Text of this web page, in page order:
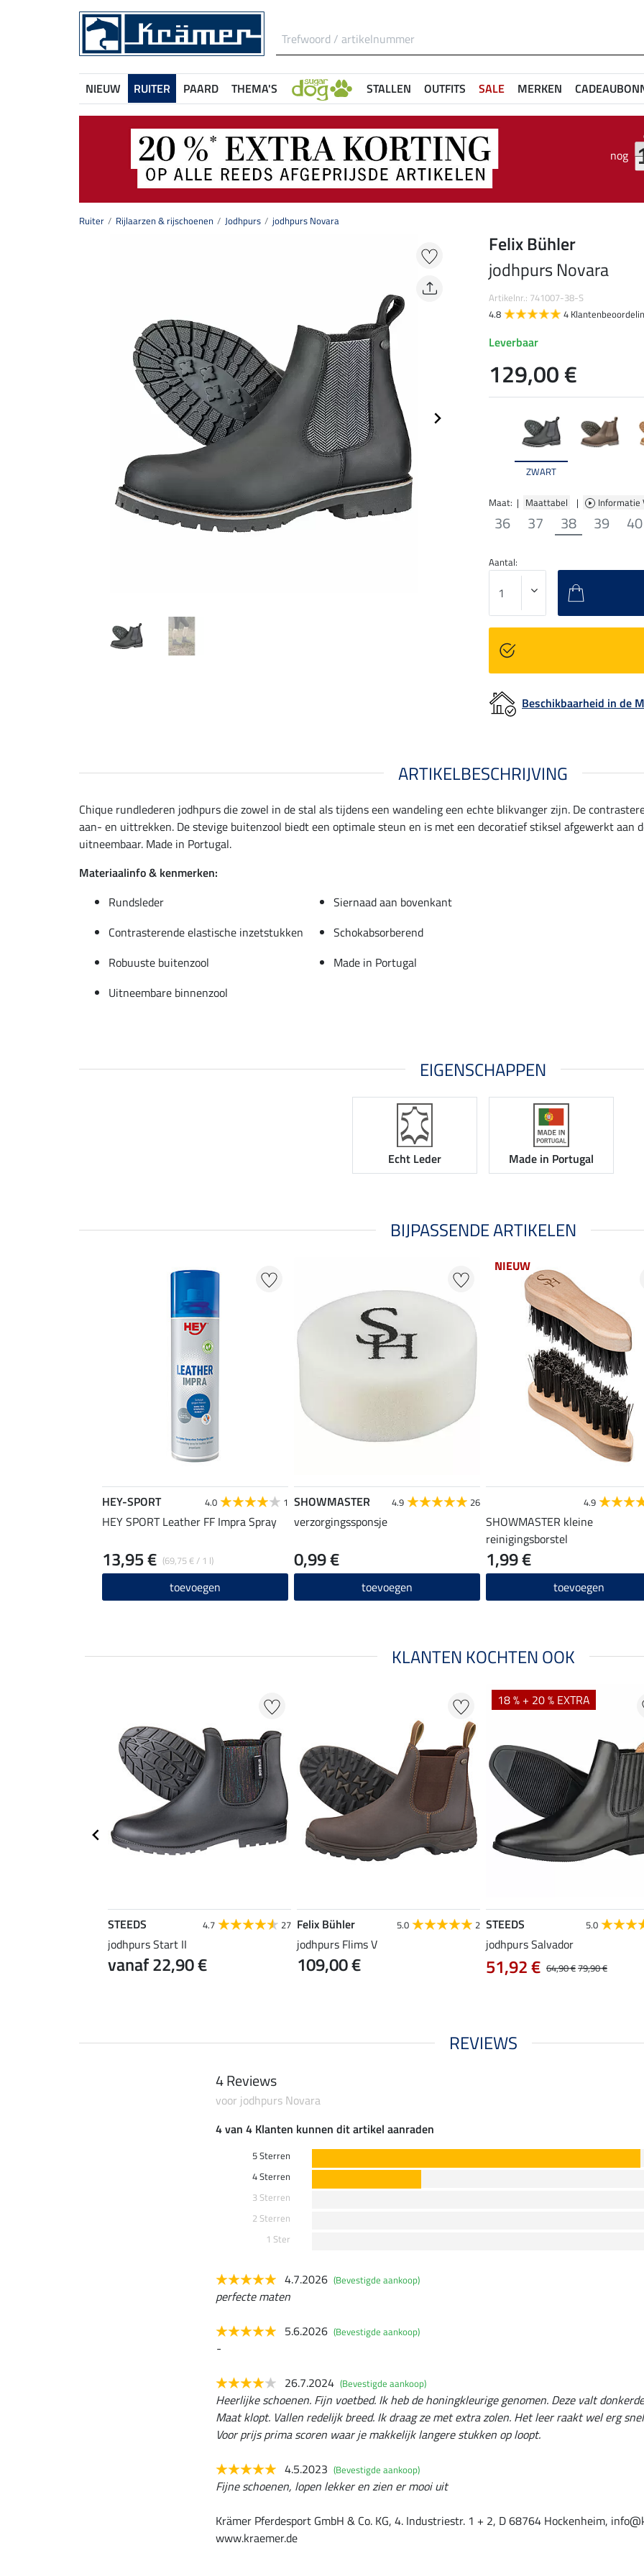
NIEUW RUITER PAARD THEMA'S STALLEN OUTFITS SALE MERKEN
nog
Ruiter Rijlaarzen & rijschoenen Jodhpurs jodhpurs Novara
ZWART
Maat: | Maattabel | Informatie
36 37 38 39 40
Felix Bühler
jodhpurs Novara
Artikelnr.: 741007-38-S
4.8
4
Leverbaar
129,00 €
Aantal:
Beschikbaarheid in de
ARTIKELBESCHRIJVING
Chique rundlederen jodhpurs die zowel in de stal als tijdens een wandeling een echte blikvanger zijn. De
aan- en uittrekken. De stevige buitenzool biedt een optimale steun en is met een decoratief stiksel afgewerkt aan
uitneembaar. Made in Portugal.
Materiaalinfo & kenmerken:
Rundsleder
Siernaad aan bovenkant
Contrasterende elastische inzetstukken
Schokabsorberend
Robuuste buitenzool
Made in Portugal
Uitneembare binnenzool
EIGENSCHAPPEN
Echt Leder Made in Portugal
BIJPASSENDE ARTIKELEN
HEY-SPORT 4.0 1
HEY SPORT Leather FF Impra Spray
(69,75 € / 1 l)
13,95 €
toevoegen
SHOWMASTER 4.9 26
verzorgingssponsje
0,99 €
toevoegen
NIEUW
4.9
SHOWMASTER kleine
reinigingsborstel
1,99 €
toevoegen
KLANTEN KOCHTEN OOK
STEEDS 4.7 27
jodhpurs Start II
vanaf 22,90 €
Felix Bühler 5.0 2
jodhpurs Flims V
109,00 €
18 % + 20 % EXTRA
STEEDS 5.0
jodhpurs Salvador
64,90 €79,90 €
51,92 €
REVIEWS
4 Reviews
voor jodhpurs Novara
4 van 4 Klanten kunnen dit artikel aanraden
5 Sterren
4 Sterren
3 Sterren
2 Sterren
1 Ster
4.7.2026 (Bevestigde aankoop)
perfecte maten
5.6.2026 (Bevestigde aankoop)
-
26.7.2024 (Bevestigde aankoop)
Heerlijke schoenen. Fijn voetbed. Ik heb de honingkleurige genomen. Deze valt
Maat klopt. Vallen redelijk breed. Ik draag ze met extra zolen. Het leer raakt wel erg
Voor prijs prima scoren waar je makkelijk langere stukken op loopt.
4.5.2023 (Bevestigde aankoop)
Fijne schoenen, lopen lekker en zien er mooi uit
Krämer Pferdesport GmbH & Co. KG, 4. Industriestr. 1 + 2, D 68764 Hockenheim,
www.kraemer.de